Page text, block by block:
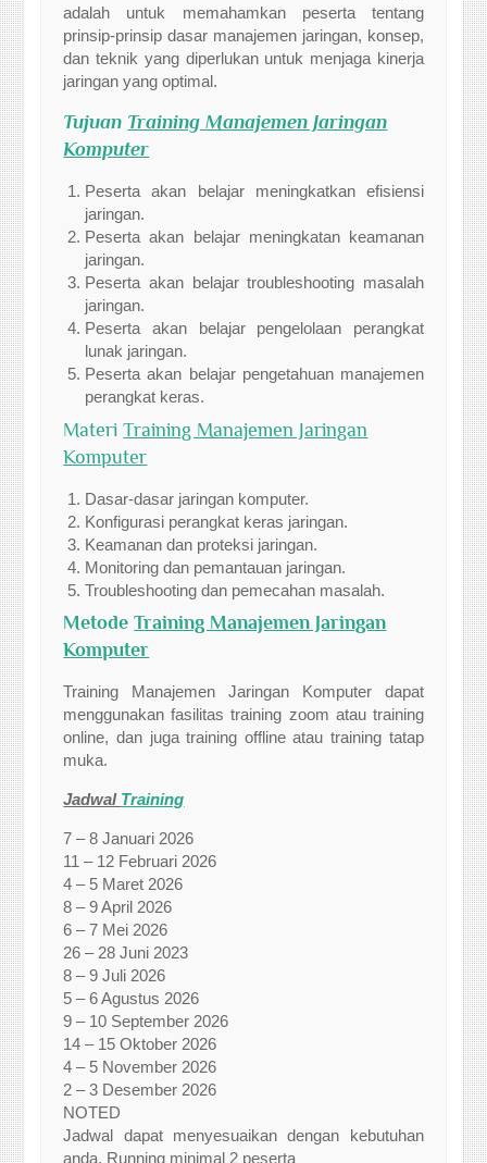
adalah untuk memahamkan peserta tentang
prinsip-prinsip dasar manajemen jaringan, konsep,
dan teknik yang diperlukan untuk menjaga kinerja
jaringan yang optimal.
Tujuan Training Manajemen Jaringan
Komputer
Peserta akan belajar meningkatkan efisiensi
jaringan.
Peserta akan belajar meningkatan keamanan
jaringan.
Peserta akan belajar troubleshooting masalah
jaringan.
Peserta akan belajar pengelolaan perangkat
lunak jaringan.
Peserta akan belajar pengetahuan manajemen
perangkat keras.
MateriTraining Manajemen Jaringan
Komputer
Dasar-dasar jaringan komputer.
Konfigurasi perangkat keras jaringan.
Keamanan dan proteksi jaringan.
Monitoring dan pemantauan jaringan.
Troubleshooting dan pemecahan masalah.
MetodeTraining Manajemen Jaringan
Komputer
Training Manajemen Jaringan Komputer dapat
menggunakan fasilitas training zoom atau training
online, dan juga training offline atau training tatap
muka.
Jadwal Training
7 – 8 Januari 2026
11 – 12 Februari 2026
4 – 5 Maret 2026
8 – 9 April 2026
6 – 7 Mei 2026
26 – 28 Juni 2023
8 – 9 Juli 2026
5 – 6 Agustus 2026
9 – 10 September 2026
14 – 15 Oktober 2026
4 – 5 November 2026
2 – 3 Desember 2026
NOTED
Jadwal dapat menyesuaikan dengan kebutuhan
anda. Running minimal 2 peserta